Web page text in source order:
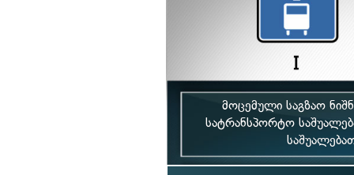
მოცემული საგზაო
სატრანსპორტო